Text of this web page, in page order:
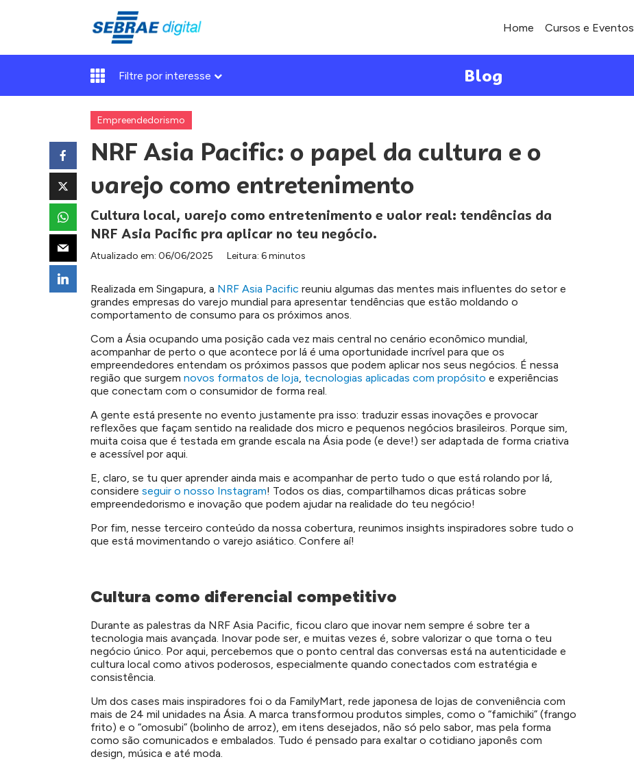
Home Cursos e Eventos
Filtre por interesse Blog
Empreendedorismo
NRF Asia Pacific: o papel da cultura e o
varejo como entretenimento
Cultura local, varejo como entretenimento e valor real: tendências da
NRF Asia Pacific pra aplicar no teu negócio.
Atualizado em: 06/06/2025 Leitura: 6 minutos
Realizada em Singapura, a NRF Asia Pacific reuniu algumas das mentes mais influentes do setor e
grandes empresas do varejo mundial para apresentar tendências que estão moldando o
comportamento de consumo para os próximos anos.
Com a Ásia ocupando uma posição cada vez mais central no cenário econômico mundial,
acompanhar de perto o que acontece por lá é uma oportunidade incrível para que os
empreendedores entendam os próximos passos que podem aplicar nos seus negócios. É nessa
região que surgem novos formatos de loja, tecnologias aplicadas com propósito e experiências
que conectam com o consumidor de forma real.
A gente está presente no evento justamente pra isso: traduzir essas inovações e provocar
reflexões que façam sentido na realidade dos micro e pequenos negócios brasileiros. Porque sim,
muita coisa que é testada em grande escala na Ásia pode (e deve!) ser adaptada de forma criativa
e acessível por aqui.
E, claro, se tu quer aprender ainda mais e acompanhar de perto tudo o que está rolando por lá,
considere seguir o nosso Instagram! Todos os dias, compartilhamos dicas práticas sobre
empreendedorismo e inovação que podem ajudar na realidade do teu negócio!
Por fim, nesse terceiro conteúdo da nossa cobertura, reunimos insights inspiradores sobre tudo o
que está movimentando o varejo asiático. Confere aí!
Cultura como diferencial competitivo
Durante as palestras da NRF Asia Pacific, ficou claro que inovar nem sempre é sobre ter a
tecnologia mais avançada. Inovar pode ser, e muitas vezes é, sobre valorizar o que torna o teu
negócio único. Por aqui, percebemos que o ponto central das conversas está na autenticidade e
cultura local como ativos poderosos, especialmente quando conectados com estratégia e
consistência.
Um dos cases mais inspiradores foi o da FamilyMart, rede japonesa de lojas de conveniência com
mais de 24 mil unidades na Ásia. A marca transformou produtos simples, como o “famichiki” (frango
frito) e o “omosubi” (bolinho de arroz), em itens desejados, não só pelo sabor, mas pela forma
como são comunicados e embalados. Tudo é pensado para exaltar o cotidiano japonês com
design, música e até moda.